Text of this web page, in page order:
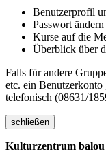
Benutzerprofil
Passwort ändern
Kurse auf die
Überblick über
Falls für andere
etc. ein
telefonisch (08631/
schließen
Kulturzentrum balou